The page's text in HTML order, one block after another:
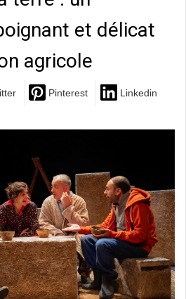
et délicat
agricole
Pinterest Linkedin